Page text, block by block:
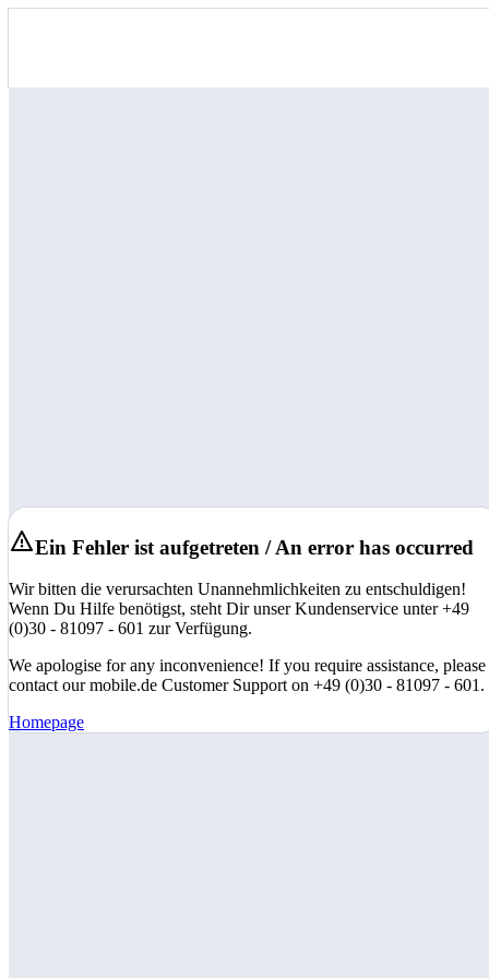
Ein Fehler ist aufgetreten / An error has occurred
Wir bitten die verursachten Unannehmlichkeiten zu entschuldigen!
Wenn Du Hilfe benötigst, steht Dir unser Kundenservice unter +49
(0)30 - 81097 - 601 zur Verfügung.
We apologise for any inconvenience! If you require assistance, please
contact our mobile.de Customer Support on +49 (0)30 - 81097 - 601.
Homepage